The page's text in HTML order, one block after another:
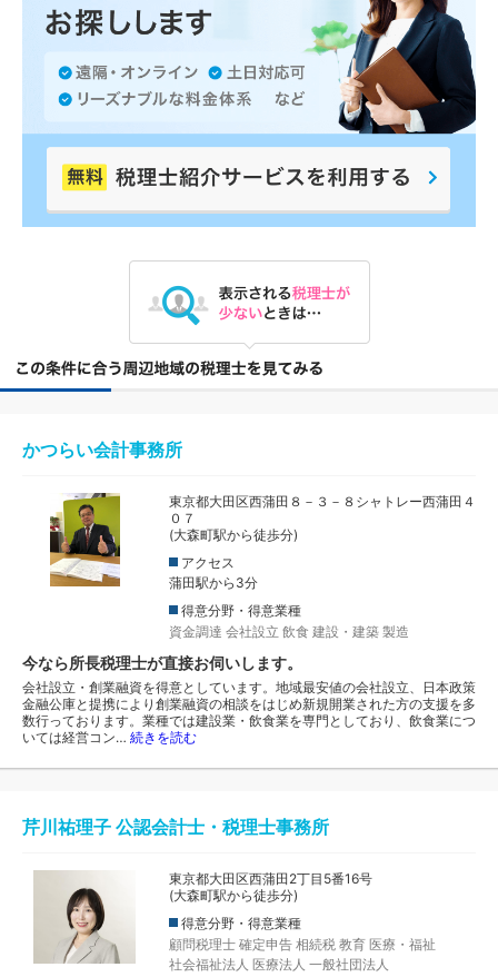
かつらい会計事務所
東京都大田区西蒲田８－３－８シャトレー西蒲田４
０７
(大森町駅から徒歩分)
アクセス
蒲田駅から3分
得意分野・得意業種
資金調達 会社設立 飲食 建設・建築 製造
今なら所長税理士が直接お伺いします。
会社設立・創業融資を得意としています。地域最安値の会社設立、日本政策
金融公庫と提携により創業融資の相談をはじめ新規開業された方の支援を多
数行っております。業種では建設業・飲食業を専門としており、飲食業につ
いては経営コン… 続きを読む
芹川祐理子 公認会計士・税理士事務所
東京都大田区西蒲田2丁目5番16号
(大森町駅から徒歩分)
得意分野・得意業種
顧問税理士 確定申告 相続税 教育 医療・福祉
社会福祉法人 医療法人 一般社団法人